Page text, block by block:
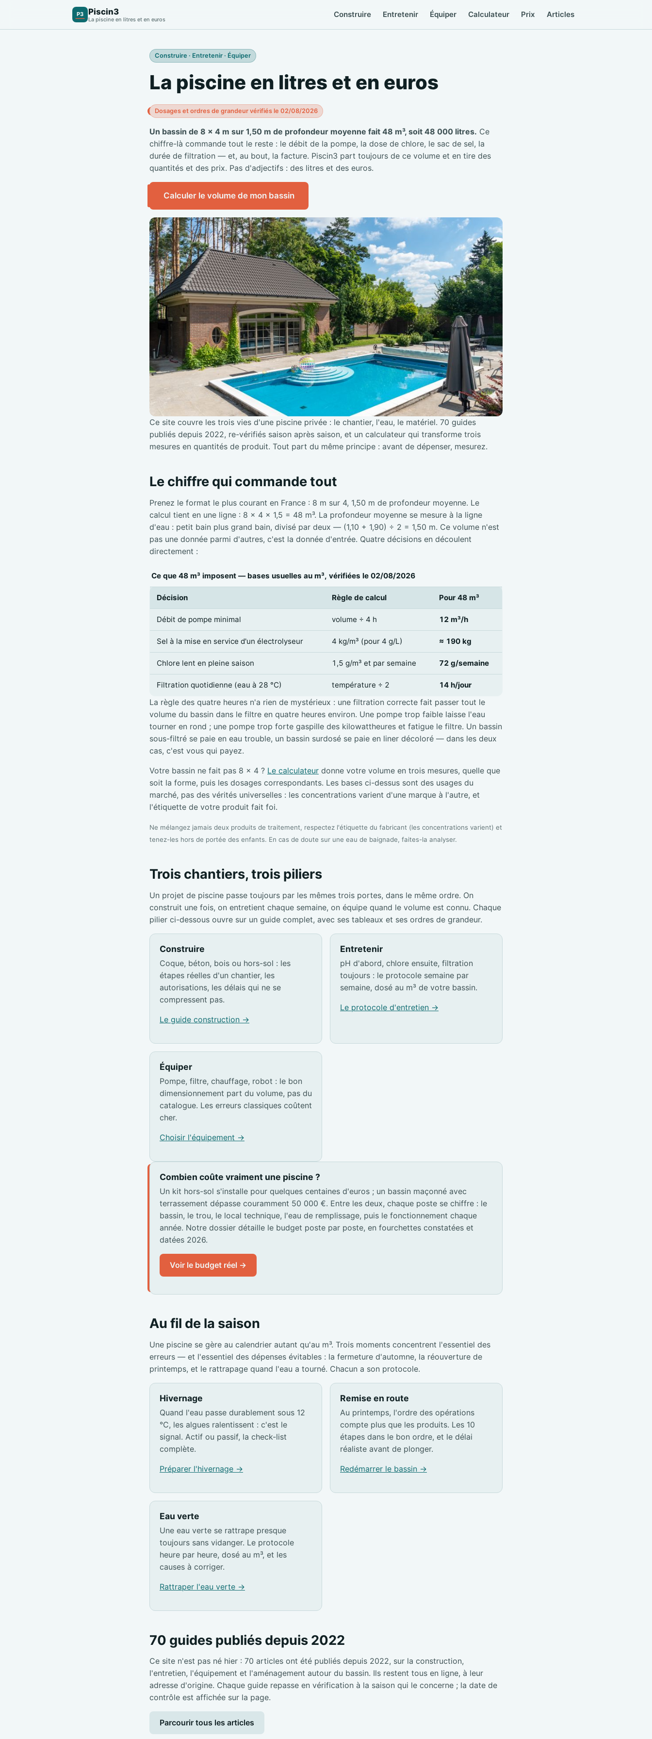
P3 Piscin3
La piscine en litres et en euros
Construire Entretenir Équiper Calculateur Prix Articles
Construire · Entretenir · Équiper
La piscine en litres et en euros
Dosages et ordres de grandeur vérifiés le 02/08/2026
Un bassin de 8 × 4 m sur 1,50 m de profondeur moyenne fait 48 m³, soit 48 000 litres. Ce
chiffre-là commande tout le reste : le débit de la pompe, la dose de chlore, le sac de sel, la
durée de filtration — et, au bout, la facture. Piscin3 part toujours de ce volume et en tire des
quantités et des prix. Pas d'adjectifs : des litres et des euros.
Calculer le volume de mon bassin
Ce site couvre les trois vies d'une piscine privée : le chantier, l'eau, le matériel. 70 guides
publiés depuis 2022, re-vérifiés saison après saison, et un calculateur qui transforme trois
mesures en quantités de produit. Tout part du même principe : avant de dépenser, mesurez.
Le chiffre qui commande tout
Prenez le format le plus courant en France : 8 m sur 4, 1,50 m de profondeur moyenne. Le
calcul tient en une ligne : 8 × 4 × 1,5 = 48 m³. La profondeur moyenne se mesure à la ligne
d'eau : petit bain plus grand bain, divisé par deux — (1,10 + 1,90) ÷ 2 = 1,50 m. Ce volume n'est
pas une donnée parmi d'autres, c'est la donnée d'entrée. Quatre décisions en découlent
directement :
Ce que 48 m³ imposent — bases usuelles au m³, vérifiées le 02/08/2026
Décision Règle de calcul Pour 48 m³
Débit de pompe minimal volume ÷ 4 h 12 m³/h
Sel à la mise en service d'un électrolyseur 4 kg/m³ (pour 4 g/L) ≈ 190 kg
Chlore lent en pleine saison 1,5 g/m³ et par semaine 72 g/semaine
Filtration quotidienne (eau à 28 °C) température ÷ 2 14 h/jour
La règle des quatre heures n'a rien de mystérieux : une filtration correcte fait passer tout le
volume du bassin dans le filtre en quatre heures environ. Une pompe trop faible laisse l'eau
tourner en rond ; une pompe trop forte gaspille des kilowattheures et fatigue le filtre. Un bassin
sous-filtré se paie en eau trouble, un bassin surdosé se paie en liner décoloré — dans les deux
cas, c'est vous qui payez.
Votre bassin ne fait pas 8 × 4 ? Le calculateur donne votre volume en trois mesures, quelle que
soit la forme, puis les dosages correspondants. Les bases ci-dessus sont des usages du
marché, pas des vérités universelles : les concentrations varient d'une marque à l'autre, et
l'étiquette de votre produit fait foi.
Ne mélangez jamais deux produits de traitement, respectez l'étiquette du fabricant (les concentrations varient) et
tenez-les hors de portée des enfants. En cas de doute sur une eau de baignade, faites-la analyser.
Trois chantiers, trois piliers
Un projet de piscine passe toujours par les mêmes trois portes, dans le même ordre. On
construit une fois, on entretient chaque semaine, on équipe quand le volume est connu. Chaque
pilier ci-dessous ouvre sur un guide complet, avec ses tableaux et ses ordres de grandeur.
Construire
Coque, béton, bois ou hors-sol : les
étapes réelles d'un chantier, les
autorisations, les délais qui ne se
compressent pas.
Le guide construction →
Entretenir
pH d'abord, chlore ensuite, filtration
toujours : le protocole semaine par
semaine, dosé au m³ de votre bassin.
Le protocole d'entretien →
Équiper
Pompe, filtre, chauffage, robot : le bon
dimensionnement part du volume, pas du
catalogue. Les erreurs classiques coûtent
cher.
Choisir l'équipement →
Combien coûte vraiment une piscine ?
Un kit hors-sol s'installe pour quelques centaines d'euros ; un bassin maçonné avec
terrassement dépasse couramment 50 000 €. Entre les deux, chaque poste se chiffre : le
bassin, le trou, le local technique, l'eau de remplissage, puis le fonctionnement chaque
année. Notre dossier détaille le budget poste par poste, en fourchettes constatées et
datées 2026.
Voir le budget réel →
Au fil de la saison
Une piscine se gère au calendrier autant qu'au m³. Trois moments concentrent l'essentiel des
erreurs — et l'essentiel des dépenses évitables : la fermeture d'automne, la réouverture de
printemps, et le rattrapage quand l'eau a tourné. Chacun a son protocole.
Hivernage
Quand l'eau passe durablement sous 12
°C, les algues ralentissent : c'est le
signal. Actif ou passif, la check-list
complète.
Préparer l'hivernage →
Remise en route
Au printemps, l'ordre des opérations
compte plus que les produits. Les 10
étapes dans le bon ordre, et le délai
réaliste avant de plonger.
Redémarrer le bassin →
Eau verte
Une eau verte se rattrape presque
toujours sans vidanger. Le protocole
heure par heure, dosé au m³, et les
causes à corriger.
Rattraper l'eau verte →
70 guides publiés depuis 2022
Ce site n'est pas né hier : 70 articles ont été publiés depuis 2022, sur la construction,
l'entretien, l'équipement et l'aménagement autour du bassin. Ils restent tous en ligne, à leur
adresse d'origine. Chaque guide repasse en vérification à la saison qui le concerne ; la date de
contrôle est affichée sur la page.
Parcourir tous les articles